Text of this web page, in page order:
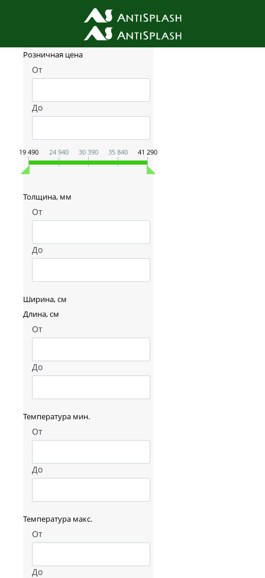
Фильтр товаров
Розничная цена
От
До
19 490 24 940 30 390 35 840 41 290
Толщина, мм
От
До
Ширина, см
Длина, см
От
До
Температура мин.
От
До
Температура макс.
От
До